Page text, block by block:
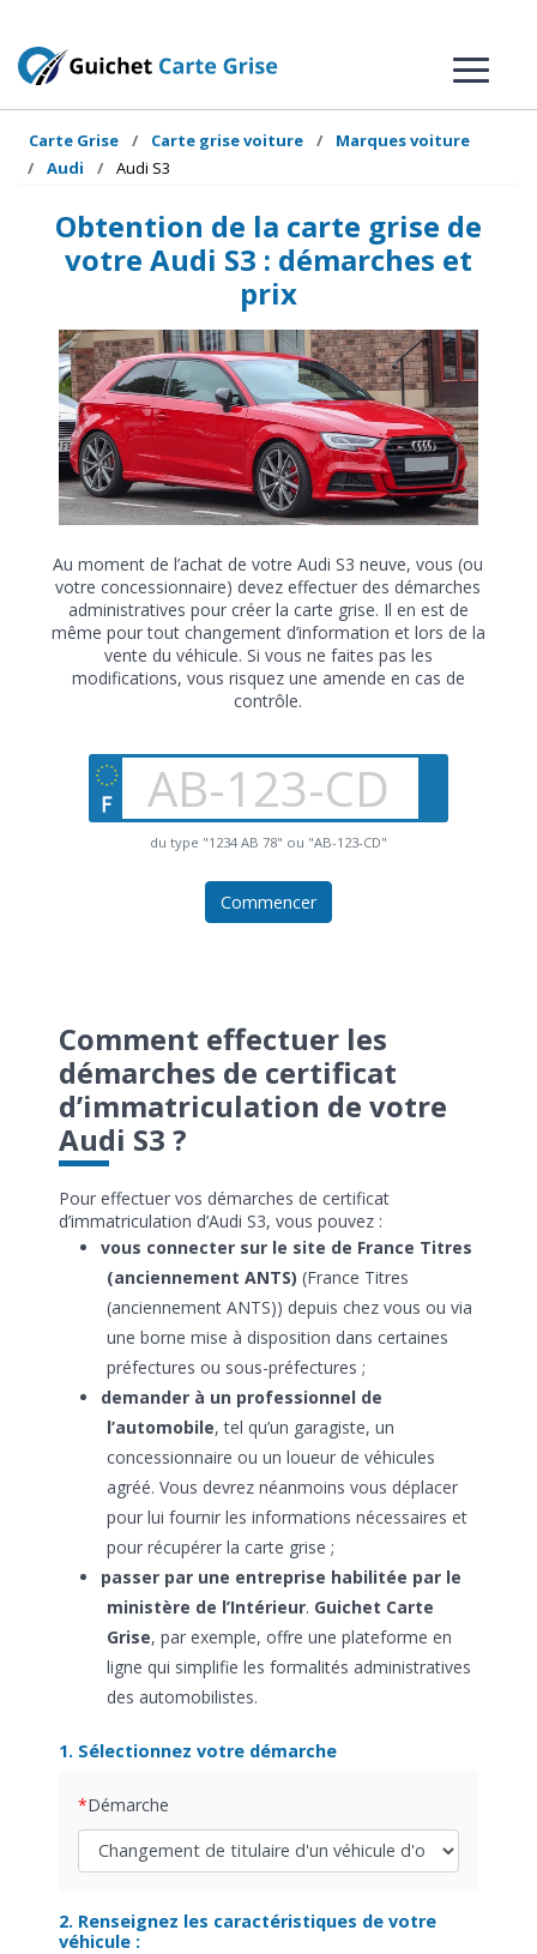
Carte Grise Carte grise voiture
Marques voiture
Audi
Audi S3
Obtention de la carte grise de
votre Audi S3 : démarches et
prix
Au moment de l’achat de votre Audi S3 neuve, vous (ou
votre concessionnaire) devez effectuer des démarches
administratives pour créer la carte grise. Il en est de
même pour tout changement d’information et lors de la
vente du véhicule. Si vous ne faites pas les
modifications, vous risquez une amende en cas de
contrôle.
du type "1234 AB 78" ou "AB-123-CD"
Commencer
Comment effectuer les
démarches de certificat
d’immatriculation de votre
Audi S3 ?
Pour effectuer vos démarches de certificat
d’immatriculation d’Audi S3, vous pouvez :
vous connecter sur le site de France Titres
(anciennement ANTS) (France Titres
(anciennement ANTS)) depuis chez vous ou via
une borne mise à disposition dans certaines
préfectures ou sous-préfectures ;
demander à un professionnel de
l’automobile, tel qu’un garagiste, un
concessionnaire ou un loueur de véhicules
agréé. Vous devrez néanmoins vous déplacer
pour lui fournir les informations nécessaires et
pour récupérer la carte grise ;
passer par une entreprise habilitée par le
ministère de l’Intérieur. Guichet Carte
Grise, par exemple, offre une plateforme en
ligne qui simplifie les formalités administratives
des automobilistes.
1. Sélectionnez votre démarche
Démarche
2. Renseignez les caractéristiques de votre
véhicule :